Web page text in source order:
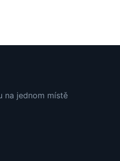
na jednom místě